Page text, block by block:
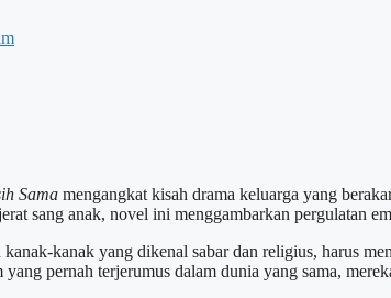
Sama mengangkat kisah drama keluarga yang
sang anak, novel ini menggambarkan pergulatan
kanak yang dikenal sabar dan religius, harus
yang pernah terjerumus dalam dunia yang sama,